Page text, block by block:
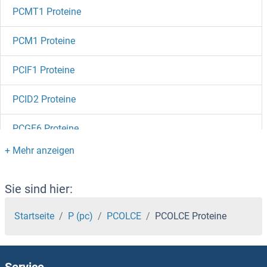
PCMT1 Proteine
PCM1 Proteine
PCIF1 Proteine
PCID2 Proteine
PCGF6 Proteine
PCGF5 Proteine
PCGF3 Proteine
PCGF2 Proteine
PCGF1 Proteine
Sie sind hier:
Startseite P (pc) PCOLCE PCOLCE Proteine